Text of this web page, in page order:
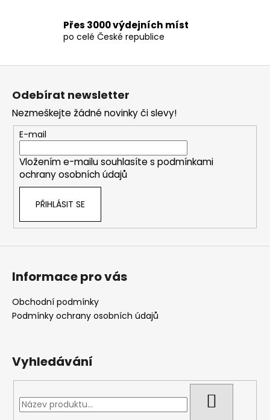
s
u
Přes 3000 výdejních míst
po celé České republice
Z
Odebírat newsletter
Nezmeškejte žádné novinky či slevy!
E-mail
Vložením e-mailu souhlasíte s podmínkami
ochrany osobních údajů
PŘIHLÁSIT SE
Informace pro vás
Obchodní podmínky
Podmínky ochrany osobních údajů
Vyhledávání